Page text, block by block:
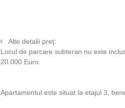
Alte detalii preţ:
Locul de parcare subteran nu este
20.000 Euro.
Apartamentul este situat la etajul 3,